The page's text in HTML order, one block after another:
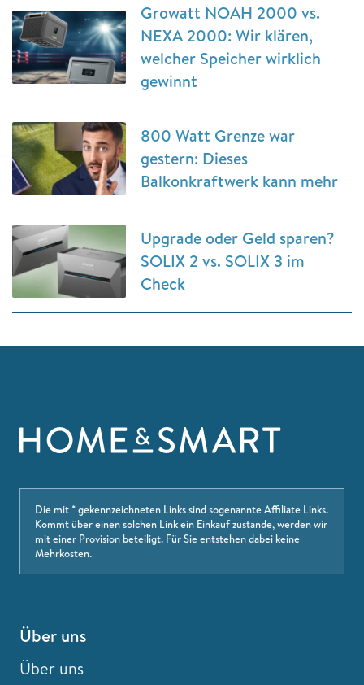
Growatt NOAH 2000 vs.
NEXA 2000: Wir klären,
welcher Speicher wirklich
gewinnt
800 Watt Grenze war
gestern: Dieses
Balkonkraftwerk kann mehr
Upgrade oder Geld sparen?
SOLIX 2 vs. SOLIX 3 im
Check
Die mit * gekennzeichneten Links sind sogenannte Affiliate Links.
Kommt über einen solchen Link ein Einkauf zustande, werden wir
mit einer Provision beteiligt. Für Sie entstehen dabei keine
Mehrkosten.
Über uns
Über uns